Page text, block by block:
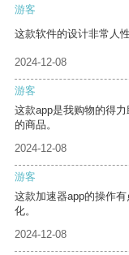
游客
这款软件的设计非常人
2024-12-08
游客
这款app是我购物的得
的商品。
2024-12-08
游客
这款加速器app的操作
化。
2024-12-08